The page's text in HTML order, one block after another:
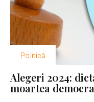
Politică
Alegeri 2024:
moartea